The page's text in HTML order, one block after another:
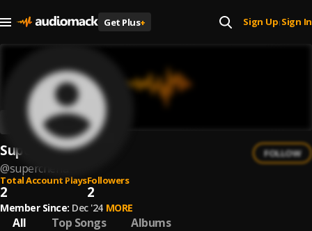
Get Plus+ Sign Up| Sign In
Superchería
@supercheria
FOLLOW
Total Account Plays
2
Followers
2
Member Since: Dec '24 MORE
All Top Songs Albums